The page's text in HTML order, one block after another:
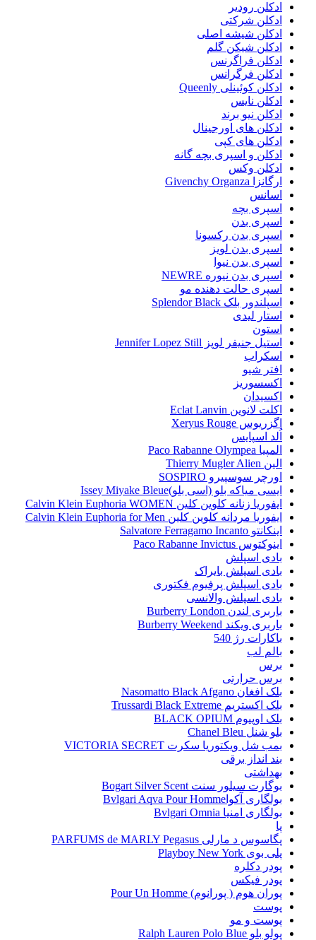
ادکلن رودیر
ادکلن شرکتی
ادکلن شیشه اصلی
ادکلن شیکن گلم
ادکلن فراگرنس
ادکلن فرگرانس
ادکلن کوئینلی Queenly
ادکلن نایس
ادکلن نیو برند
ادکلن های اورجینال
ادکلن های کپی
ادکلن و اسپری بچه گانه
ادکلن وکس
ارگانزا Givenchy Organza
اسانس
اسپری بچه
اسپری بدن
اسپری بدن رکسونا
اسپری بدن لویز
اسپری بدن نیوا
اسپری بدن نیوره NEWRE
اسپری حالت دهنده مو
اسپلندور بلک Splendor Black
استار لیدی
استون
استیل جنیفر لوپز Jennifer Lopez Still
اسکراب
افتر شیو
اکسسوریز
اکسیدان
اکلت لانوین Eclat Lanvin
اگزریوس Xeryus Rouge
اُلد اسپایس
المپیا Paco Rabanne Olympea
الین Thierry Mugler Alien
اورچر سوسپیرو SOSPIRO
ایسی میاکه بلو (اسی بلو)Issey Miyake Bleue
ایفوریا زنانه کلوین کلین Calvin Klein Euphoria WOMEN
ایفوریا مردانه کلوین کلین Calvin Klein Euphoria for Men
اینکانتو Salvatore Ferragamo Incanto
اینوکتوس Paco Rabanne Invictus
بادی اسپلش
بادی اسپلش بایراک
بادی اسپلش پرفیوم فکتوری
بادی اسپلش والانسی
باربری لندن Burberry London
باربری ویکند Burberry Weekend
باکارات رژ 540
بالم لب
برس
برس حرارتی
بلک افغان Nasomatto Black Afgano
بلک اکستریم Trussardi Black Extreme
بلک اوپیوم BLACK OPIUM
بلو شنل Chanel Bleu
بمب شل ویکتوریا سکرت VICTORIA SECRET
بند انداز برقی
بهداشتی
بوگارت سیلور سنت Bogart Silver Scent
بولگاری آکواBvlgari Aqva Pour Homme
بولگاری امنیا Bvlgari Omnia
پا
پگاسوس د مارلی PARFUMS de MARLY Pegasus
پلی بوی Playboy New York
پودر دکلره
پودر فیکس
پوران هوم ( پورانوم) Pour Un Homme
پوست
پوست و مو
پولو بلو Ralph Lauren Polo Blue